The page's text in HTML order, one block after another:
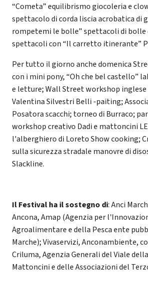
“Cometa” equilibrismo giocoleria e
spettacolo di corda liscia acrobatica di
rompetemi le bolle” spettacoli di bolle
spettacoli con “Il carretto itinerante”
Per tutto il giorno anche domenica
con i mini pony, “Oh che bel castello”
e letture; Wall Street workshop
Valentina Silvestri Belli -paiting;
Posatora scacchi; torneo di Burraco;
workshop creativo Dadi e mattoncini
l'alberghiero di Loreto Show cooking;
sulla sicurezza stradale manovre di
Slackline.
Il Festival ha il sostegno di: Anci
Ancona, Amap (Agenzia per
Agroalimentare e della Pesca ente
Marche); Vivaservizi, Anconambiente,
Criluma, Agenzia Generali del Viale
Mattoncini e delle Associazioni del